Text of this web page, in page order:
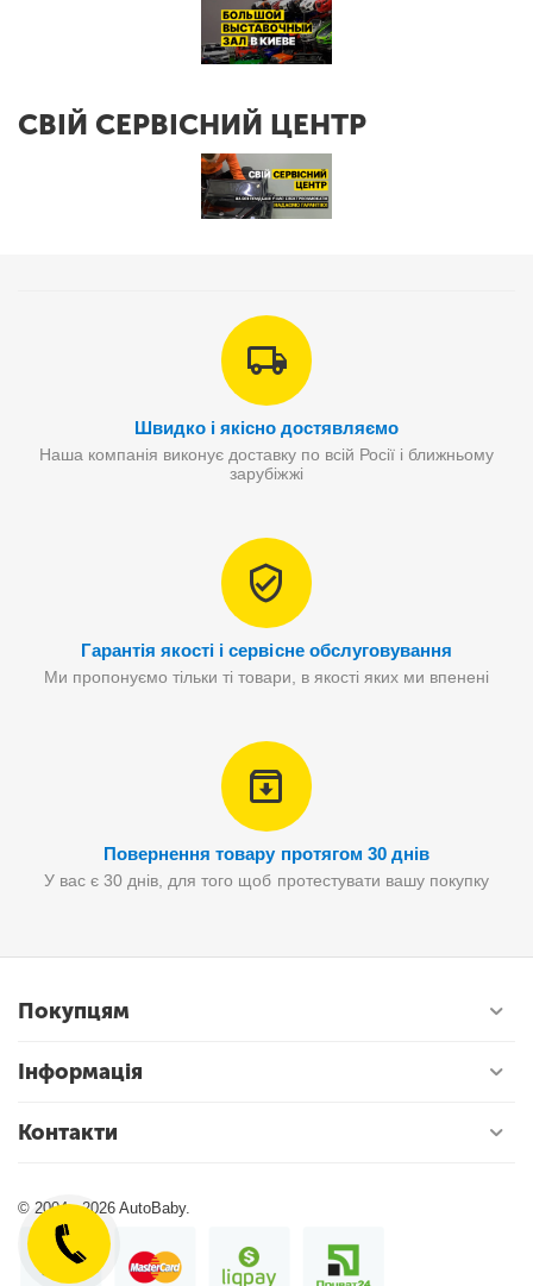
СВІЙ СЕРВІСНИЙ ЦЕНТР
Швидко і якісно достявляємо
Наша компанія виконує доставку по всій Росії і ближньому
зарубіжжі
Гарантія якості і сервісне обслуговування
Ми пропонуємо тільки ті товари, в якості яких ми впенені
Повернення товару протягом 30 днів
У вас є 30 днів, для того щоб протестувати вашу покупку
Покупцям
Інформація
Контакти
© 2004 - 2026 AutoBaby.